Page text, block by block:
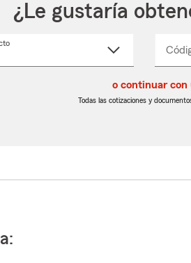
¿Le gustaría
Seleccione
o continuar con
Todas las cotizaciones y